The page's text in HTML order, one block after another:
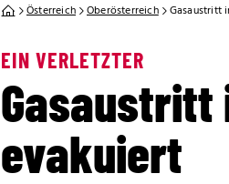
Österreich Oberösterreich Gasaustritt
EIN VERLETZTER
Gasaustritt
evakuiert